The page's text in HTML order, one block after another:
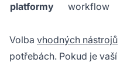
platformy
workflow
Volba vhodných nástrojů
potřebách. Pokud je